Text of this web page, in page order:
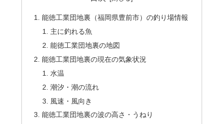
能徳工業団地裏（福岡県豊前市）の釣り場情報
主に釣れる魚
能徳工業団地裏の地図
能徳工業団地裏の現在の気象状況
水温
潮汐・潮の流れ
風速・風向き
能徳工業団地裏の波の高さ・うねり